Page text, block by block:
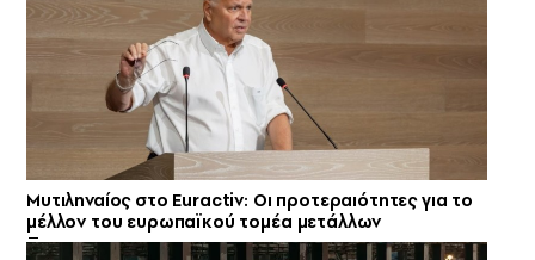
Μυτιληναίος στο Euractiv: Οι προτεραιότητες για το
μέλλον του ευρωπαϊκού τομέα μετάλλων